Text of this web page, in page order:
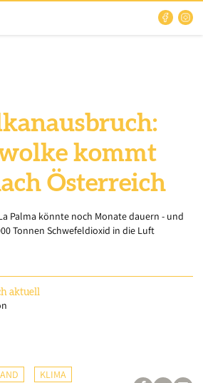
kommt
Österreich
Palma könnte noch Monate dauern - und
Tonnen Schwefeldioxid in die Luft
aktuell
KLIMA